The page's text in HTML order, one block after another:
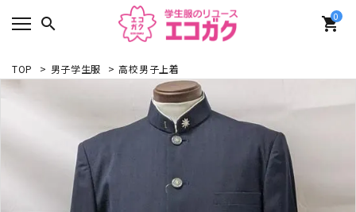
search 0
shopping_cart
TOP > 男子学生服 > 高校男子上着